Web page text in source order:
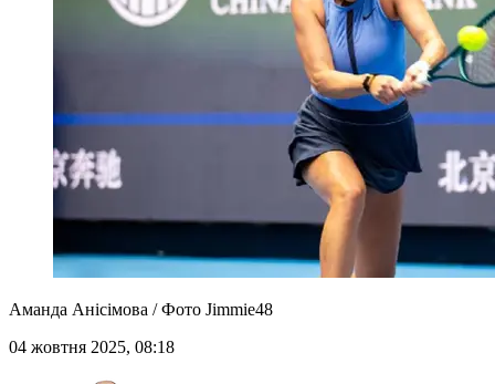
Аманда Анісімова / Фото Jimmie48
04 жовтня 2025, 08:18